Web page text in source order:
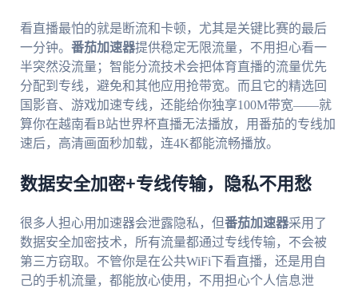
看直播最怕的就是断流和卡顿，尤其是关键比赛的最后
一分钟。 番茄加速器提供稳定无限流量，不用担心看一
半突然没流量；智能分流技术会把体育直播的流量优先
分配到专线，避免和其他应用抢带宽。而且它的精选回
国影音、游戏加速专线，还能给你独享100M带宽——就
算你在越南看B站世界杯直播无法播放，用番茄的专线加
速后，高清画面秒加载，连4K都能流畅播放。
数据安全加密+专线传输，隐私不用愁
很多人担心用加速器会泄露隐私，但番茄加速器采用了
数据安全加密技术，所有流量都通过专线传输，不会被
第三方窃取。不管你是在公共WiFi下看直播，还是用自
己的手机流量，都能放心使用，不用担心个人信息泄